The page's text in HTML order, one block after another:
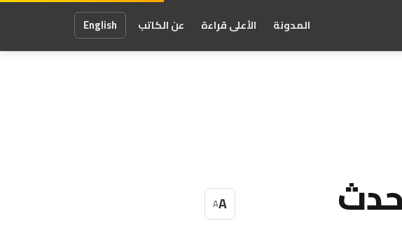
المدونة الأعلى قراءة عن الكاتب English
A
A